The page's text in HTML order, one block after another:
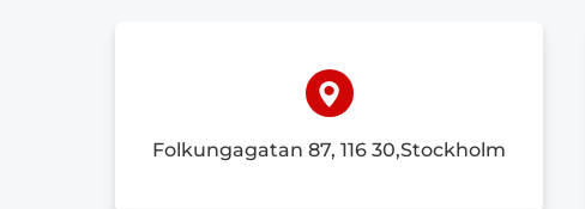
Folkungagatan 87, 116 30,Stockholm